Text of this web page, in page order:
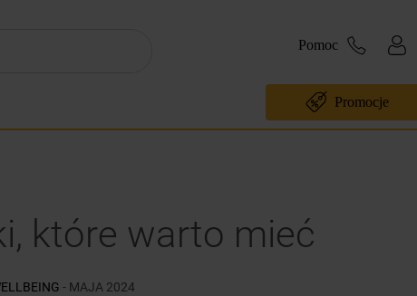
Pomoc
Promocje
które warto mieć
- MAJA 2024